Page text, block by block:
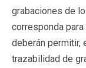
grabaciones de
corresponda
deberán permitir,
trazabilidad de